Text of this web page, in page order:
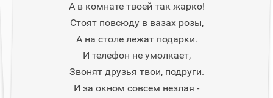
А в комнате твоей так жарко!
Стоят повсюду в вазах розы,
А на столе лежат подарки.
И телефон не умолкает,
Звонят друзья твои, подруги.
И за окном совсем незлая -